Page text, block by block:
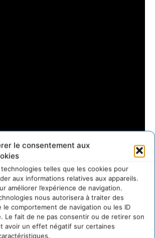
le consentement aux
telles que les cookies pour
aux informations relatives aux appareils.
améliorer l’expérience de navigation.
nous autorisera à traiter des
le comportement de navigation ou les ID
Le fait de ne pas consentir ou de retirer son
avoir un effet négatif sur certaines